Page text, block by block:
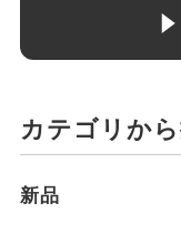
カテゴリか
新品